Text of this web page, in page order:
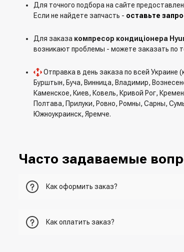
Для точного подбора на сайте
Если не найдете запчасть - оставьте
Для заказа компресор кондиціонера
возникают проблемы - можете заказать по
Отправка в день заказа по всей
Бурштын, Буча, Винница, Владимир,
Каменское, Киев, Ковель, Кривой Рог,
Полтава, Прилуки, Ровно, Ромны, Сарны,
Южноукраинск, Яремче.
Часто задаваемые
Как оформить заказ?
Как оплатить заказ?